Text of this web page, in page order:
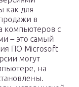
как для
в
компьютеров с
– это самый
ПО Microsoft
могут
на